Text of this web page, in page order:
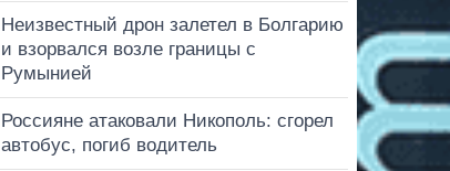
Неизвестный дрон залетел в Болгарию
и взорвался возле границы с
Румынией
Россияне атаковали Никополь: сгорел
автобус, погиб водитель